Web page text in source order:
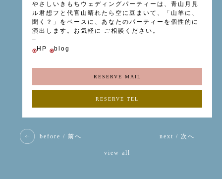
やさしいきもちウェディングパーティーは、青山月見
ル君想フと代官山晴れたら空に豆まいて、「山羊に、
聞く？」をベースに、あなたのパーティーを個性的に
演出します。お気軽に ご相談ください。
–
HP
blog
RESERVE MAIL
RESERVE TEL
before / 前へ next / 次へ
view all